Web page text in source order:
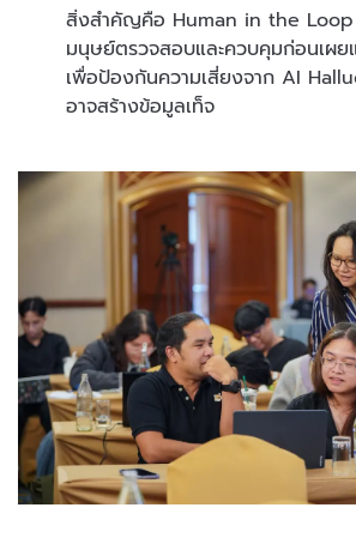
สิ่งสำคัญคือ Human in the Loop
มนุษย์ตรวจสอบและควบคุมก่อนเผ
เพื่อป้องกันความเสี่ยงจาก AI
อาจสร้างข้อมูลเท็จ